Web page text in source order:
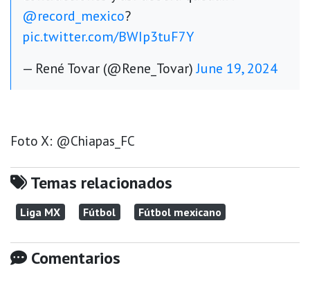
@record_mexico?
pic.twitter.com/BWIp3tuF7Y
— René Tovar (@Rene_Tovar)June 19, 2024
Foto X: @Chiapas_FC
Temas relacionados
Liga MX Fútbol Fútbol mexicano
Comentarios